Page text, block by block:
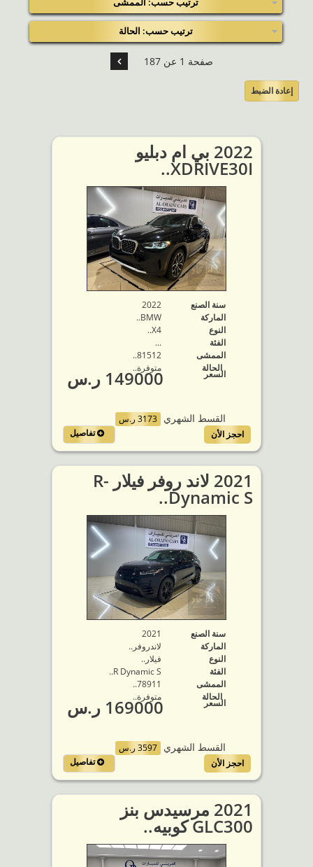
ترتيب حسب: الحالة
صفحة 1 عن 187
إعادة الضبط
2022 بي ام دبليو
XDRIVE30I..
سنة الصنع
2022
الماركة
BMW..
النوع
X4..
الفئة
...
الممشى
81512..
الحالة
متوفرة‬..
السعر 149000 ر.س
القسط الشهري 3173 ر.س
تفاصيل
احجز الأن
2021 لاند روفر فيلار R-
Dynamic S..
سنة الصنع
2021
الماركة
لاندروفر..
النوع
فيلار..
الفئة
R Dynamic S..
الممشى
78911..
الحالة
متوفرة‬..
السعر 169000 ر.س
القسط الشهري 3597 ر.س
تفاصيل
احجز الأن
2021 مرسيدس بنز
GLC300 كوبيه..